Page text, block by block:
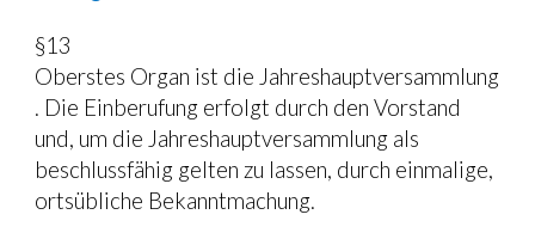
§13
Oberstes Organ ist die Jahreshauptversammlung
. Die Einberufung erfolgt durch den Vorstand
und, um die Jahreshauptversammlung als
beschlussfähig gelten zu lassen, durch einmalige,
ortsübliche Bekanntmachung.